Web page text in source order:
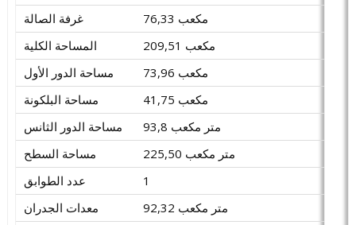
غرفة الصالة
76,33 مكعب
المساحة الكلية
209,51 مكعب
مساحة الدور الأول
73,96 مكعب
مساحة البلكونة
41,75 مكعب
مساحة الدور الثانس
93,8 متر مكعب
مساحة السطح
225,50 متر مكعب
عدد الطوابق
1
معدات الجدران
92,32 متر مكعب